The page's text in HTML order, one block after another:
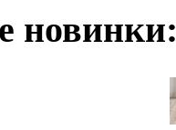
новинки: